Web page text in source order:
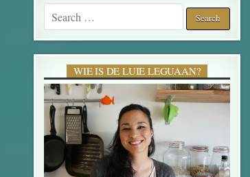
Search for:
WIE IS DE LUIE LEGUAAN?